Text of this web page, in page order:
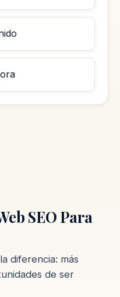
SEO Para
diferencia: más
de ser